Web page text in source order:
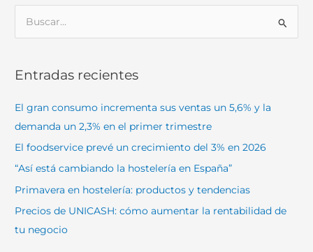
c
r
:
Entradas recientes
El gran consumo incrementa sus ventas un 5,6% y la
demanda un 2,3% en el primer trimestre
El foodservice prevé un crecimiento del 3% en 2026
“Así está cambiando la hostelería en España”
Primavera en hostelería: productos y tendencias
Precios de UNICASH: cómo aumentar la rentabilidad de
tu negocio